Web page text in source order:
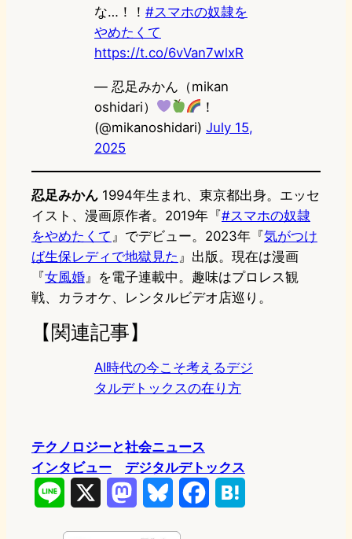
な…！！ #スマホの奴隷を
やめたくて
https://t.co/6vVan7wlxR
— 忍足みかん（mikan
oshidari）
！
(@mikanoshidari) July 15,
2025
忍足みかん 1994年生まれ、東京都出身。エッセ
イスト、漫画原作者。2019年『#スマホの奴隷
をやめたくて 』でデビュー。2023年『気がつけ
ば生保レディで地獄見た 』出版。現在は漫画
『女風婚』を電子連載中。趣味はプロレス観
戦、カラオケ、レンタルビデオ店巡り。
【関連記事】
AI時代の今こそ考えるデジ
タルデトックスの在り方
テクノロジーと社会ニュース
インタビュー
デジタルデトックス